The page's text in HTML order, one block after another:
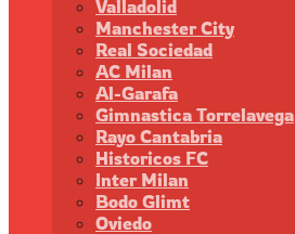
Valladolid
Manchester City
Real Sociedad
AC Milan
Al-Garafa
Gimnastica Torrelavega
Rayo Cantabria
Historicos FC
Inter Milan
Bodo Glimt
Oviedo